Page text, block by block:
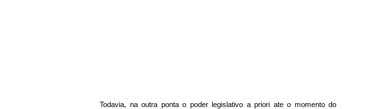
Todavia, na outra ponta o poder legislativo a priori ate o momento do